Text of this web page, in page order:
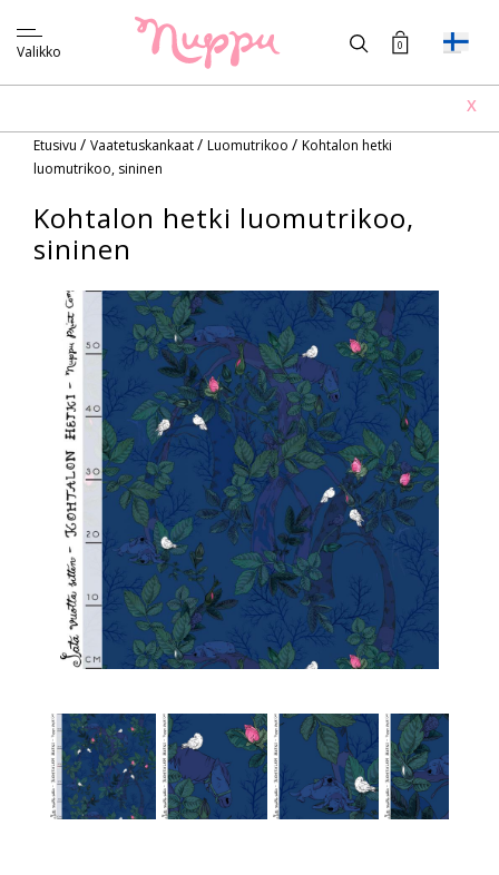
Valikko 0
X
Etusivu / Vaatetuskankaat/ Luomutrikoo / Kohtalon hetki
luomutrikoo, sininen
Kohtalon hetki luomutrikoo,
sininen